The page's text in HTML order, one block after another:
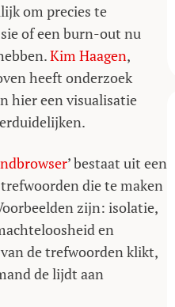
om precies te
of een burn-out nu
Kim Haagen,
heeft onderzoek
hier een visualisatie
’ bestaat uit een
die te maken
zijn: isolatie,
en
de trefwoorden klikt,
de lijdt aan